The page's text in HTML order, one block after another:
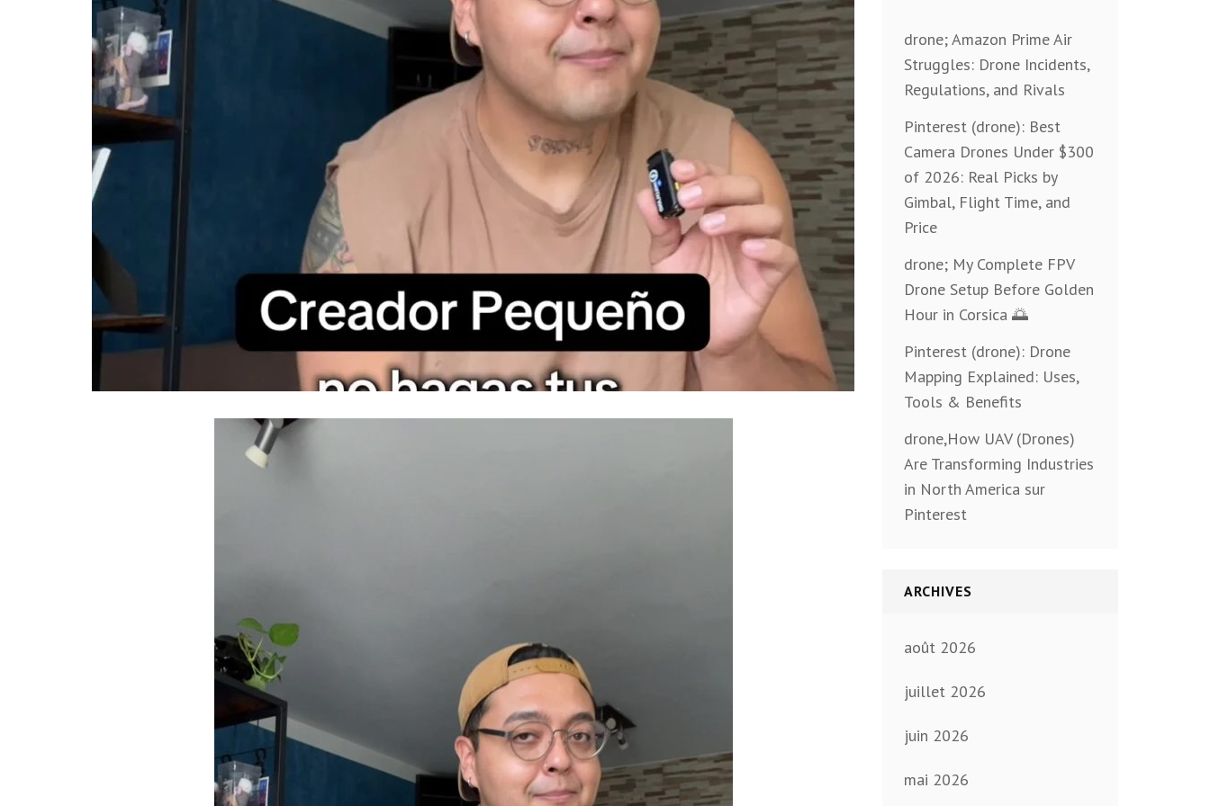
drone; Amazon Prime Air
Struggles: Drone Incidents,
Regulations, and Rivals
Pinterest (drone): Best
Camera Drones Under $300
of 2026: Real Picks by
Gimbal, Flight Time, and
Price
drone; My Complete FPV
Drone Setup Before Golden
Hour in Corsica 🌅
Pinterest (drone): Drone
Mapping Explained: Uses,
Tools & Benefits
drone,How UAV (Drones)
Are Transforming Industries
in North America sur
Pinterest
ARCHIVES
août 2026
juillet 2026
juin 2026
mai 2026